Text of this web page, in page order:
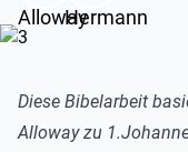
Diese Bibelarbeit
Alloway zu